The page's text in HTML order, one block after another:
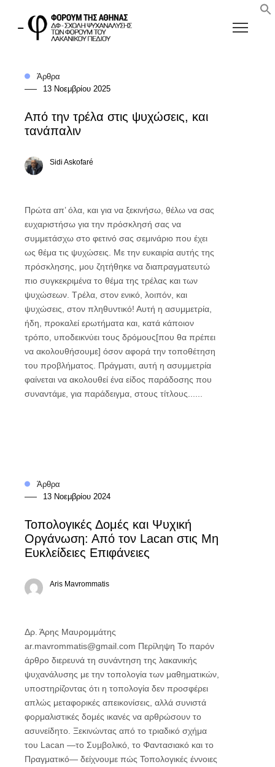
Άρθρα
13 Νοεμβρίου 2025
Από την τρέλα στις ψυχώσεις, και
τανάπαλιν
Sidi Askofaré
Πρώτα απ’ όλα, και για να ξεκινήσω, θέλω να σας
ευχαριστήσω για την πρόσκλησή σας να
συμμετάσχω στο φετινό σας σεμινάριο που έχει
ως θέμα τις ψυχώσεις. Με την ευκαιρία αυτής της
πρόσκλησης, μου ζητήθηκε να διαπραγματευτώ
πιο συγκεκριμένα το θέμα της τρέλας και των
ψυχώσεων. Τρέλα, στον ενικό, λοιπόν, και
ψυχώσεις, στον πληθυντικό! Αυτή η ασυμμετρία,
ήδη, προκαλεί ερωτήματα και, κατά κάποιον
τρόπο, υποδεικνύει τους δρόμους[που θα πρέπει
να ακολουθήσουμε] όσον αφορά την τοποθέτηση
του προβλήματος. Πράγματι, αυτή η ασυμμετρία
φαίνεται να ακολουθεί ένα είδος παράδοσης που
συναντάμε, για παράδειγμα, στους τίτλους......
Άρθρα
13 Νοεμβρίου 2024
Τοπολογικές Δομές και Ψυχική
Οργάνωση: Από τον Lacan στις Μη
Ευκλείδειες Επιφάνειες
Aris Mavrommatis
Δρ. Άρης Μαυρομμάτης
ar.mavrommatis@gmail.com Περίληψη Το παρόν
άρθρο διερευνά τη συνάντηση της λακανικής
ψυχανάλυσης με την τοπολογία των μαθηματικών,
υποστηρίζοντας ότι η τοπολογία δεν προσφέρει
απλώς μεταφορικές απεικονίσεις, αλλά συνιστά
φορμαλιστικές δομές ικανές να αρθρώσουν το
ασυνείδητο. Ξεκινώντας από το τριαδικό σχήμα
του Lacan —το Συμβολικό, το Φαντασιακό και το
Πραγματικό— δείχνουμε πώς Τοπολογικές έννοιες